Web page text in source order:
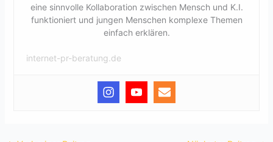
eine sinnvolle Kollaboration zwischen Mensch und K.I.
funktioniert und jungen Menschen komplexe Themen
einfach erklären.
internet-pr-beratung.de